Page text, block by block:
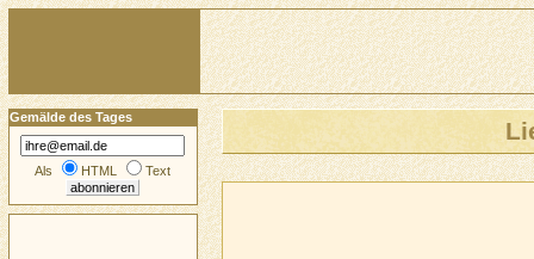
Gemälde des Tages
Als HTML Text